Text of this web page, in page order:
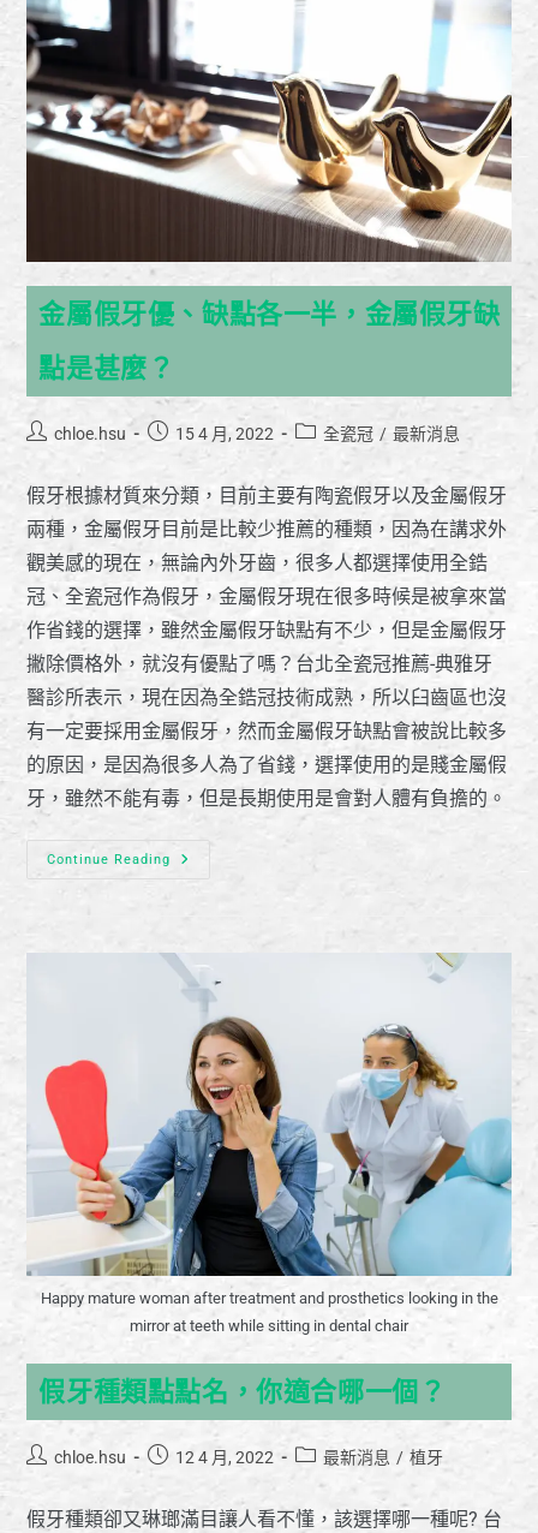
金屬假牙優、缺點各一半，金屬假牙缺
點是甚麼？
chloe.hsu 15 4 月, 2022 全瓷冠 / 最新消息
假牙根據材質來分類，目前主要有陶瓷假牙以及金屬假牙
兩種，金屬假牙目前是比較少推薦的種類，因為在講求外
觀美感的現在，無論內外牙齒，很多人都選擇使用全鋯
冠、全瓷冠作為假牙，金屬假牙現在很多時候是被拿來當
作省錢的選擇，雖然金屬假牙缺點有不少，但是金屬假牙
撇除價格外，就沒有優點了嗎？台北全瓷冠推薦-典雅牙
醫診所表示，現在因為全鋯冠技術成熟，所以臼齒區也沒
有一定要採用金屬假牙，然而金屬假牙缺點會被說比較多
的原因，是因為很多人為了省錢，選擇使用的是賤金屬假
牙，雖然不能有毒，但是長期使用是會對人體有負擔的。
Continue Reading
Happy mature woman after treatment and prosthetics looking in the
mirror at teeth while sitting in dental chair
假牙種類點點名，你適合哪一個？
chloe.hsu 12 4 月, 2022 最新消息 / 植牙
假牙種類卻又琳瑯滿目讓人看不懂，該選擇哪一種呢? 台